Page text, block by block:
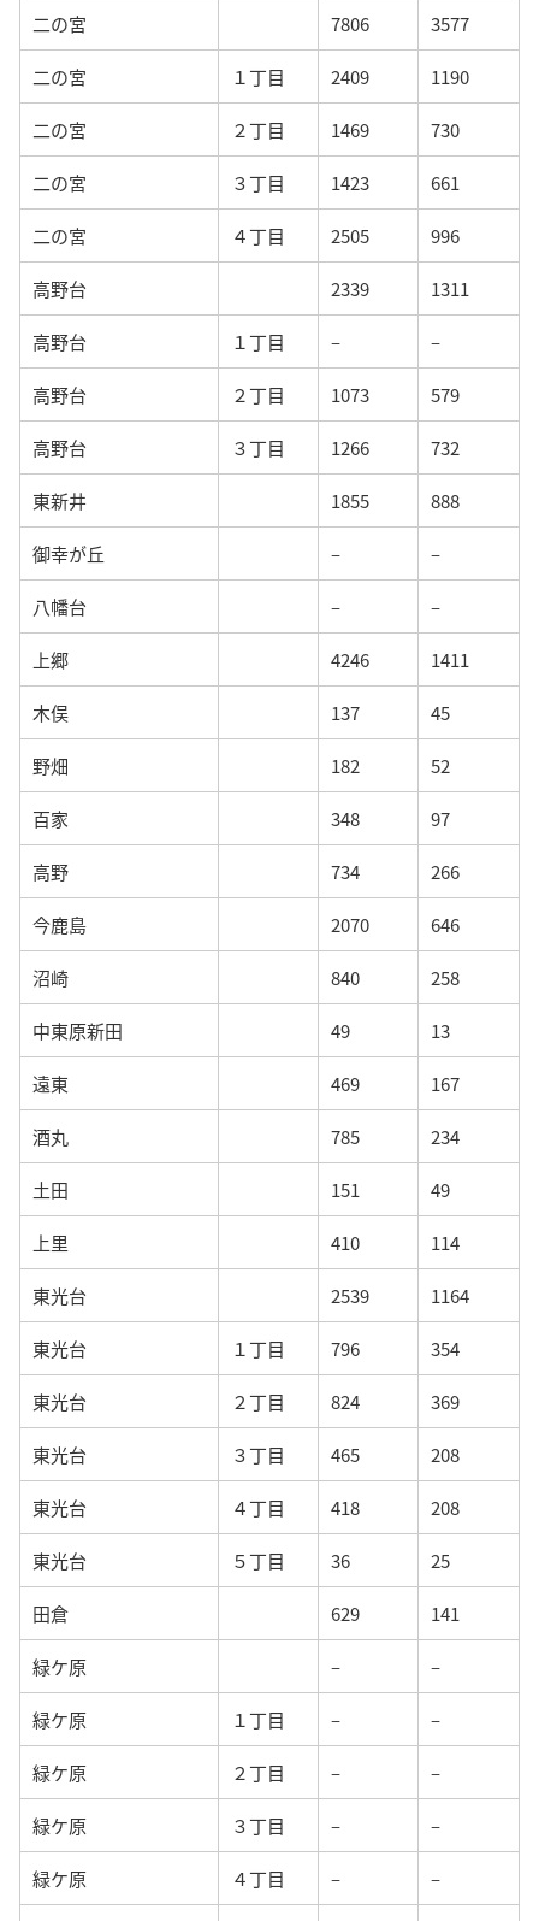
二の宮 7806 3577
二の宮 １丁目 2409 1190
二の宮 ２丁目 1469 730
二の宮 ３丁目 1423 661
二の宮 ４丁目 2505 996
高野台 2339 1311
高野台 １丁目 – –
高野台 ２丁目 1073 579
高野台 ３丁目 1266 732
東新井 1855 888
御幸が丘 – –
八幡台 – –
上郷 4246 1411
木俣 137 45
野畑 182 52
百家 348 97
高野 734 266
今鹿島 2070 646
沼崎 840 258
中東原新田 49 13
遠東 469 167
酒丸 785 234
土田 151 49
上里 410 114
東光台 2539 1164
東光台 １丁目 796 354
東光台 ２丁目 824 369
東光台 ３丁目 465 208
東光台 ４丁目 418 208
東光台 ５丁目 36 25
田倉 629 141
緑ケ原 – –
緑ケ原 １丁目 – –
緑ケ原 ２丁目 – –
緑ケ原 ３丁目 – –
緑ケ原 ４丁目 – –